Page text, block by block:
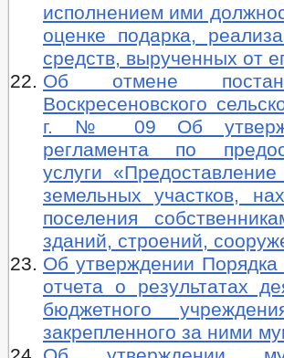
исполнением ими
оценке подарка,
средств, вырученных от
Об отмене
Воскресеновского
г. № 09 Об
регламента по
услуги
земельных участков,
поселения
зданий, строений,
Об утверждении Порядка
отчета о результатах
бюджетного
закрепленного за ними